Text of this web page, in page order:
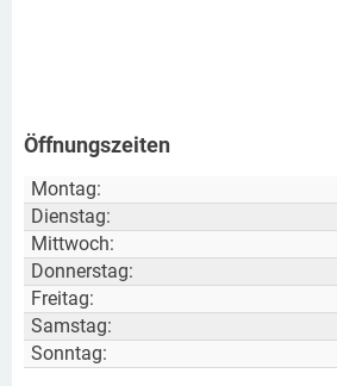
Öffnungszeiten
Montag:
Dienstag:
Mittwoch:
Donnerstag:
Freitag:
Samstag:
Sonntag: